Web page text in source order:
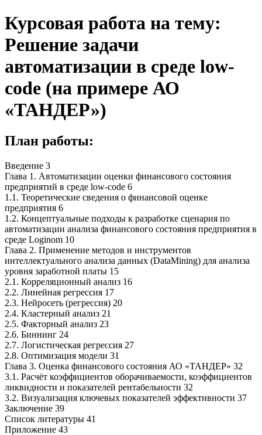
Курсовая работа на тему:
Решение задачи
автоматизации в среде low-
code (на примере АО
«ТАНДЕР»)
План работы:
Введение 3
Глава 1. Автоматизации оценки финансового состояния
предприятий в среде low-code 6
1.1. Теоретические сведения о финансовой оценке
предприятия 6
1.2. Концептуальные подходы к разработке сценария по
автоматизации анализа финансового состояния предприятия в
среде Loginom 10
Глава 2. Применение методов и инструментов
интеллектуального анализа данных (DataMining) для анализа
уровня заработной платы 15
2.1. Корреляционный анализ 16
2.2. Линейная регрессия 17
2.3. Нейросеть (регрессия) 20
2.4. Кластерный анализ 21
2.5. Факторный анализ 23
2.6. Биннинг 24
2.7. Логистическая регрессия 27
2.8. Оптимизация модели 31
Глава 3. Оценка финансового состояния АО «ТАНДЕР» 32
3.1. Расчёт коэффициентов оборачиваемости, коэффициентов
ликвидности и показателей рентабельности 32
3.2. Визуализация ключевых показателей эффективности 37
Заключение 39
Список литературы 41
Приложение 43